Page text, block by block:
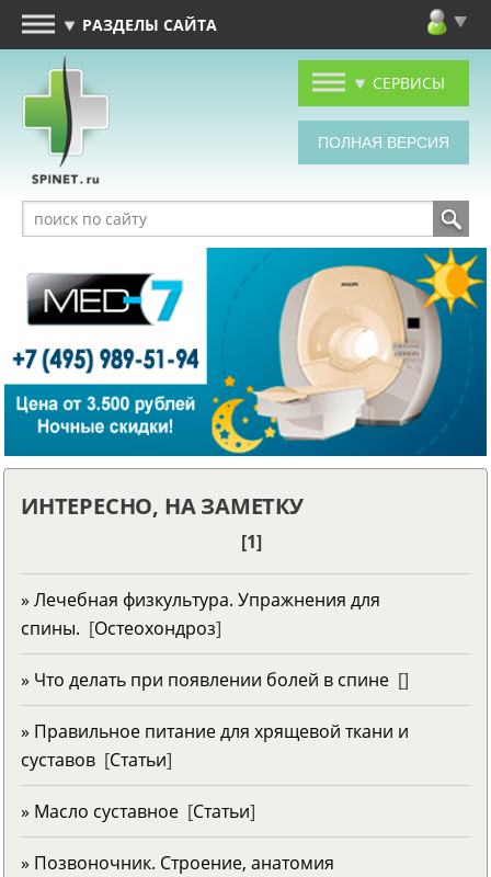
РАЗДЕЛЫ САЙТА
СЕРВИСЫ
ИНТЕРЕСНО, НА ЗАМЕТКУ
[1]
» Лечебная физкультура. Упражнения для
спины. [Остеохондроз]
» Что делать при появлении болей в спине []
» Правильное питание для хрящевой ткани и
суставов [Статьи]
» Масло суставное [Статьи]
» Позвоночник. Строение, анатомия